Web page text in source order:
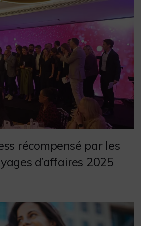
récompensé par les
d’affaires 2025